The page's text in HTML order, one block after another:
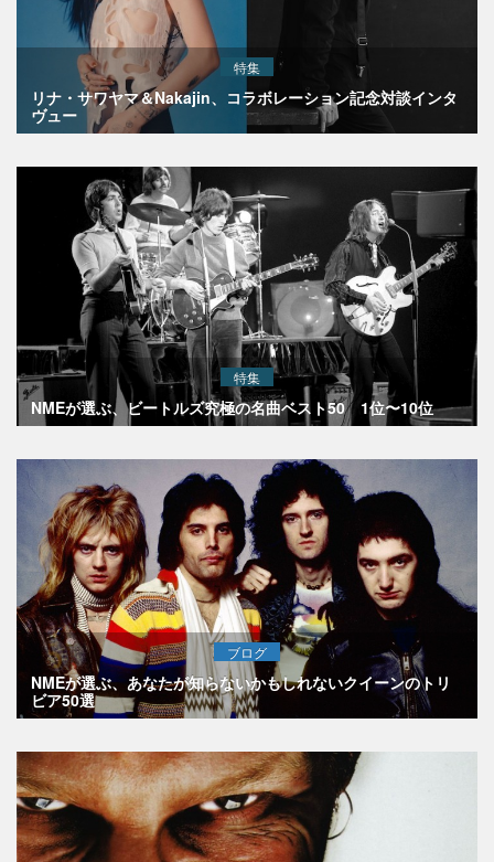
特集
リナ・サワヤマ＆Nakajin、コラボレーション記念対談インタ
ヴュー
特集
NMEが選ぶ、ビートルズ究極の名曲ベスト50 1位〜10位
ブログ
NMEが選ぶ、あなたが知らないかもしれないクイーンのトリ
ビア50選